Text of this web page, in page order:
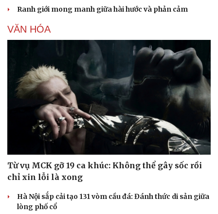
Ranh giới mong manh giữa hài hước và phản cảm
VĂN HÓA
Từ vụ MCK gỡ 19 ca khúc: Không thể gây sốc rồi
chỉ xin lỗi là xong
Hà Nội sắp cải tạo 131 vòm cầu đá: Đánh thức di sản giữa
lòng phố cổ